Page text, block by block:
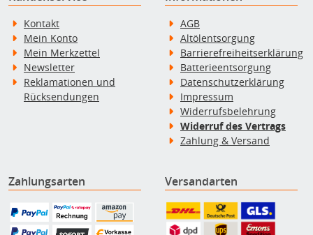
Kontakt
Mein Konto
Mein Merkzettel
Newsletter
Reklamationen und
Rücksendungen
AGB
Altölentsorgung
Barrierefreiheitserklärung
Batterieentsorgung
Datenschutzerklärung
Impressum
Widerrufsbelehrung
Widerruf des Vertrags
Zahlung & Versand
Zahlungsarten Versandarten